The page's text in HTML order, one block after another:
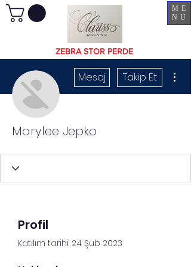
ME
NU
ZEBRA STOR PERDE
Mesaj Takip Et
Marylee Jepko
Profil
Katılım tarihi: 24 Şub 2023